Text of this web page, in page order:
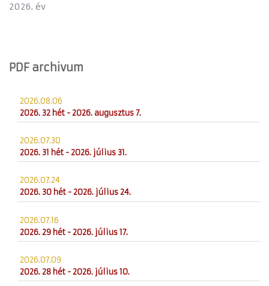
2026. év
PDF archivum
2026.08.06
2026. 32 hét - 2026. augusztus 7.
2026.07.30
2026. 31 hét - 2026. július 31.
2026.07.24
2026. 30 hét - 2026. július 24.
2026.07.16
2026. 29 hét - 2026. július 17.
2026.07.09
2026. 28 hét - 2026. július 10.